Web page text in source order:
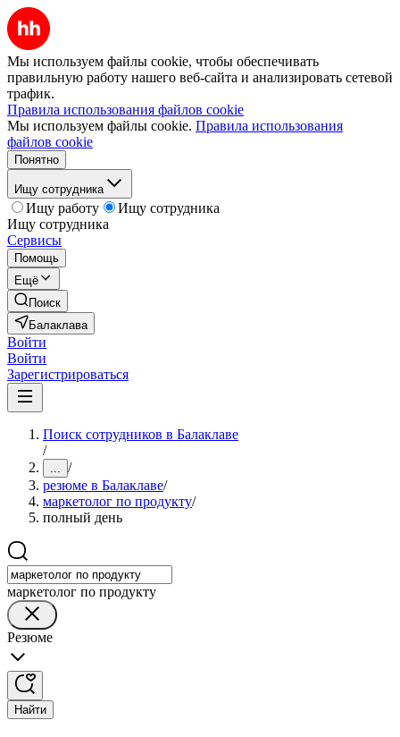
Мы используем файлы cookie, чтобы обеспечивать
правильную работу нашего веб-сайта и анализировать сетевой
трафик.
Правила использования файлов cookie
Мы используем файлы cookie. Правила использования
файлов cookie
Понятно
Ищу сотрудника
Ищу работу
Ищу сотрудника
Ищу сотрудника
Сервисы
Помощь
Ещё
Поиск
Балаклава
Войти
Войти
Зарегистрироваться
Поиск сотрудников в Балаклаве
/
... /
резюме в Балаклаве/
маркетолог по продукту/
полный день
маркетолог по продукту
Резюме
Найти